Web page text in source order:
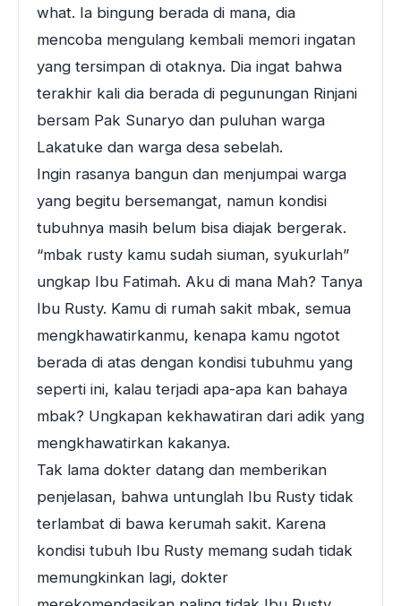
what. Ia bingung berada di mana, dia
mencoba mengulang kembali memori ingatan
yang tersimpan di otaknya. Dia ingat bahwa
terakhir kali dia berada di pegunungan Rinjani
bersam Pak Sunaryo dan puluhan warga
Lakatuke dan warga desa sebelah.
Ingin rasanya bangun dan menjumpai warga
yang begitu bersemangat, namun kondisi
tubuhnya masih belum bisa diajak bergerak.
“mbak rusty kamu sudah siuman, syukurlah”
ungkap Ibu Fatimah. Aku di mana Mah? Tanya
Ibu Rusty. Kamu di rumah sakit mbak, semua
mengkhawatirkanmu, kenapa kamu ngotot
berada di atas dengan kondisi tubuhmu yang
seperti ini, kalau terjadi apa-apa kan bahaya
mbak? Ungkapan kekhawatiran dari adik yang
mengkhawatirkan kakanya.
Tak lama dokter datang dan memberikan
penjelasan, bahwa untunglah Ibu Rusty tidak
terlambat di bawa kerumah sakit. Karena
kondisi tubuh Ibu Rusty memang sudah tidak
memungkinkan lagi, dokter